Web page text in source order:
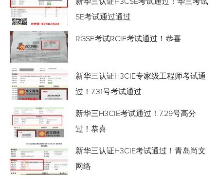
SE考试通过通过
RGSE考试RCIE考试通过！恭喜
新华三认证H3CIE专家级工程师考试通
过！7.31号考试通过
新华三H3CIE考试通过！7.29号高分
过！恭喜
新华三认证H3CIE考试通过！青岛尚文
网络